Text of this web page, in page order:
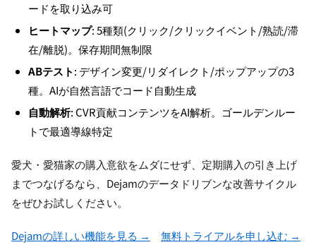
ードを取り込み可
ヒートマップ: 5種類(クリック/クリックイベント/熟読/滞
在/離脱)。保存期間無制限
ABテスト: デザイン変更/リダイレクト/ポップアップの3
種。AIが自然言語でコード自動生成
自動解析: CVR貢献コンテンツをAI解析。ゴールデンルー
トで最適導線特定
愛犬・愛猫家の購入意欲をムダにせず、定期購入の引き上げ
までつなげるなら、Dejamのデータドリブンな改善サイクル
をぜひお試しください。
Dejamの詳しい機能を見る → 無料トライアルを申し込む →